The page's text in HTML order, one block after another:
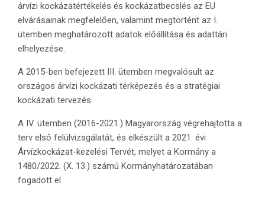
árvízi kockázatértékelés és kockázatbecslés az EU
elvárásainak megfelelően, valamint megtörtént az I.
ütemben meghatározott adatok előállítása és adattári
elhelyezése.
A 2015-ben befejezett III. ütemben megvalósult az
országos árvízi kockázati térképezés és a stratégiai
kockázati tervezés.
A IV. ütemben (2016-2021.) Magyarország végrehajtotta a
terv első felülvizsgálatát, és elkészült a 2021. évi
Árvízkockázat-kezelési Tervét, melyet a Kormány a
1480/2022. (X. 13.) számú Kormányhatározatában
fogadott el.